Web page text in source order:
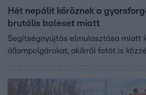
Hét nepálit köröznek a
brutális baleset miatt
Segítségnyújtás elmulasztása miatt
állampolgárokat, akikről fotót is